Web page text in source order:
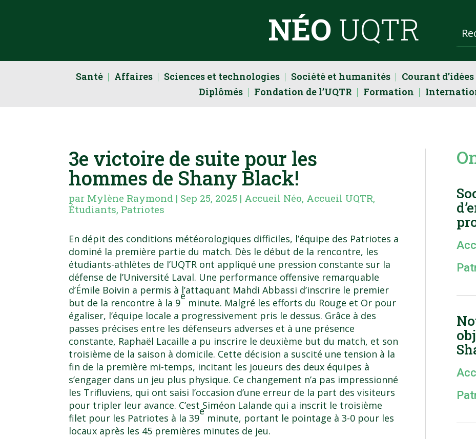
NÉO UQTR
Santé Affaires Sciences et technologies Société et humanités Courant d’idées
Diplômés
Fondation de l’UQTR Formation
3e victoire de suite pour les
hommes de Shany Black!
par Mylène Raymond | Sep 25, 2025 | Accueil Néo, Accueil UQTR,
Étudiants, Patriotes
En dépit des conditions météorologiques difficiles, l’équipe des Patriotes a
dominé la première partie du match. Dès le début de la rencontre, les
étudiants-athlètes de l’UQTR ont appliqué une pression constante sur la
défense de l’Université Laval. Une performance offensive remarquable
d’Émile Boivin a permis à l’attaquant Mahdi Abbassi d’inscrire le premier
but de la rencontre à la 9
e
minute. Malgré les efforts du Rouge et Or pour
égaliser, l’équipe locale a progressivement pris le dessus. Grâce à des
passes précises entre les défenseurs adverses et à une présence
constante, Raphaël Lacaille a pu inscrire le deuxième but du match, et son
troisième de la saison à domicile. Cette décision a suscité une tension à la
fin de la première mi-temps, incitant les joueurs des deux équipes à
s’engager dans un jeu plus physique. Ce changement n’a pas impressionné
les Trifluviens, qui ont saisi l’occasion d’une erreur de la part des visiteurs
pour tripler leur avance. C’est Siméon Lalande qui a inscrit le troisième
filet pour les Patriotes à la 39
e
minute, portant le pointage à 3-0 pour les
locaux après les 45 premières minutes de jeu.